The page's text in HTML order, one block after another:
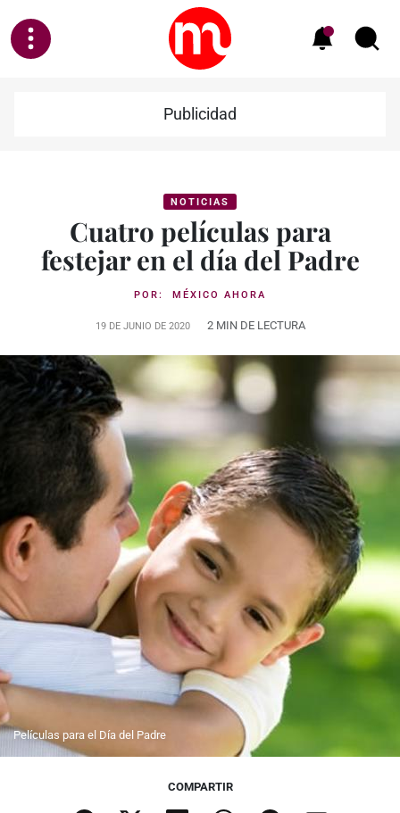
Publicidad
NOTICIAS
Cuatro películas para
festejar en el día del Padre
POR: MÉXICO AHORA
19 DE JUNIO DE 2020 2 MIN DE LECTURA
Películas para el Día del Padre
COMPARTIR